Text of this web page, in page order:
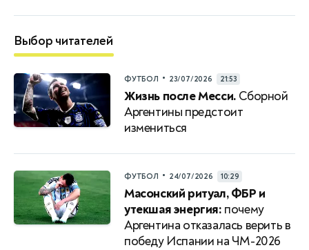
Выбор читателей
ФУТБОЛ • 23/07/2026 21:53
Жизнь после Месси. Сборной
Аргентины предстоит
измениться
ФУТБОЛ • 24/07/2026 10:29
Масонский ритуал, ФБР и
утекшая энергия: почему
Аргентина отказалась верить в
победу Испании на ЧМ-2026